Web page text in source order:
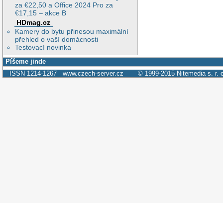
za €22,50 a Office 2024 Pro za
€17,15 – akce B
HDmag.cz
Kamery do bytu přinesou maximální
přehled o vaší domácnosti
Testovací novinka
Píšeme jinde
ISSN 1214-1267 www.czech-server.cz © 1999-2015 Nitemedia s. r.